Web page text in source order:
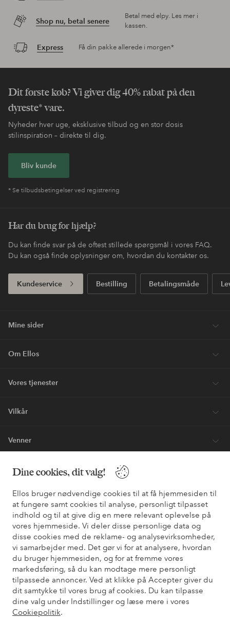
Dine cookies, dit valg!
Ellos bruger nødvendige cookies til at få hjemmesiden til
at fungere samt cookies til analyse, personligt tilpasset
indhold og til at give dig en mere relevant oplevelse på
vores hjemmeside. Vi deler disse personlige data og
disse cookies med de reklame- og analysevirksomheder,
vi samarbejder med. Det gør vi for at analysere, hvordan
du bruger hjemmesiden, og for at fremme vores
markedsføring, så du kan modtage mere personligt
tilpassede annoncer. Ved at klikke på Accepter giver du
dit samtykke til vores brug af cookies. Du kan tilpasse
dine valg under Indstillinger og læse mere i vores
Cookiepolitik.
Shop nu, betal senere
Betal med elpy. Les mer i
kassen.
Express Få din pakke allerede i morgen*
Dit første køb? Vi giver dig 40% rabat på den
dyreste* vare.
Nyheder hver uge, eksklusive tilbud og en stor dosis
stilinspiration – direkte til dig.
Bliv kunde
* Se tilbudsbetingelser ved registrering
Har du brug for hjælp?
Du kan finde svar på de oftest stillede spørgsmål i vores FAQ.
Du kan også finde oplysninger om, hvordan du kontakter os.
Kundeservice Bestilling Betalingsmåde
Mine sider
Om Ellos
Vores tjenester
Vilkår
Venner
Vil du vide mere om vores betalingsmuligheder?
elpy elpy
Danmark - Vælg land
Facebook Instagram Pinterest Youtube